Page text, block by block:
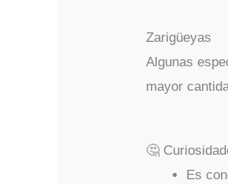
Zarigüeyas
Algunas
mayor
🤔
Es